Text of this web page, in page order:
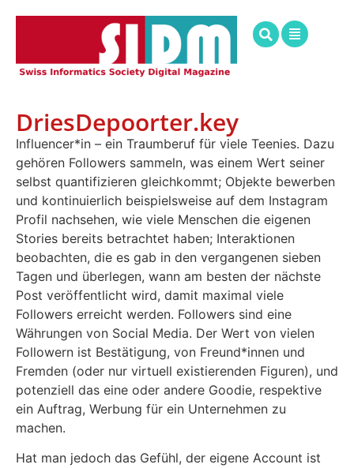
DriesDepoorter.key
Influencer*in – ein Traumberuf für viele Teenies. Dazu
gehören Followers sammeln, was einem Wert seiner
selbst quantifizieren gleichkommt; Objekte bewerben
und kontinuierlich beispielsweise auf dem Instagram
Profil nachsehen, wie viele Menschen die eigenen
Stories bereits betrachtet haben; Interaktionen
beobachten, die es gab in den vergangenen sieben
Tagen und überlegen, wann am besten der nächste
Post veröffentlicht wird, damit maximal viele
Followers erreicht werden. Followers sind eine
Währungen von Social Media. Der Wert von vielen
Followern ist Bestätigung, von Freund*innen und
Fremden (oder nur virtuell existierenden Figuren), und
potenziell das eine oder andere Goodie, respektive
ein Auftrag, Werbung für ein Unternehmen zu
machen.
Hat man jedoch das Gefühl, der eigene Account ist